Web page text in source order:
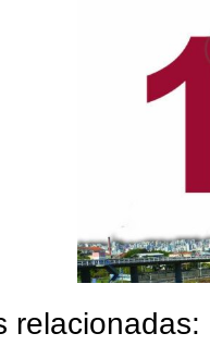
relacionadas: